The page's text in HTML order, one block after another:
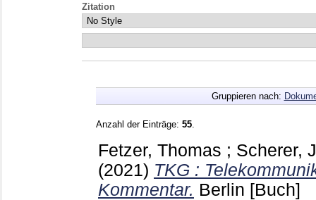
Zitation
Gruppieren nach:
Anzahl der Einträge: 55
Fetzer, Thomas ; Scherer,
(2021) TKG :
Kommentar. Berlin [Buch]